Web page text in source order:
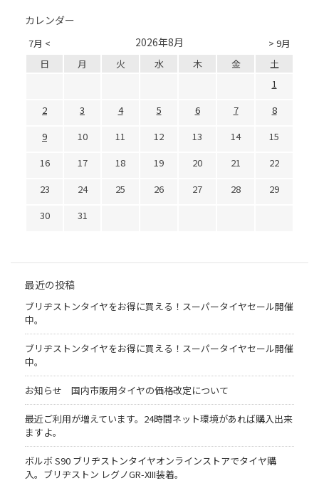
カレンダー
7月 < > 9月
2026年8月
日 月 火 水 木 金
土
1
2
3 4 5 6 7
8
9
10 11 12 13 14
15
16
17 18 19 20 21
22
23
24 25 26 27 28
29
30
31
最近の投稿
ブリヂストンタイヤをお得に買える！スーパータイヤセール開催
中。
ブリヂストンタイヤをお得に買える！スーパータイヤセール開催
中。
お知らせ 国内市販用タイヤの価格改定について
最近ご利用が増えています。24時間ネット環境があれば購入出来
ますよ。
ボルボ S90 ブリヂストンタイヤオンラインストアでタイヤ購
入。ブリヂストン レグノGR-XIII装着。